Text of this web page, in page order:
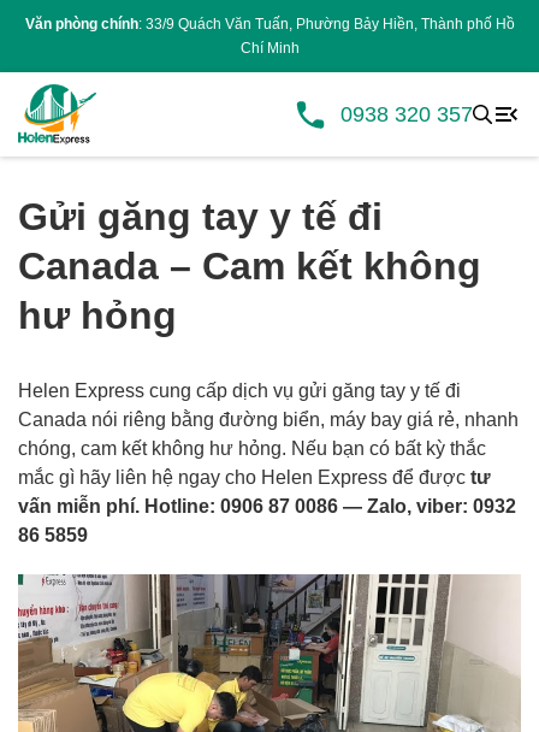
Văn phòng chính: 33/9 Quách Văn Tuấn, Phường Bảy Hiền, Thành phố Hồ
Chí Minh
0938 320 357
Gửi găng tay y tế đi
Canada – Cam kết không
hư hỏng
Helen Express cung cấp dịch vụ gửi găng tay y tế đi
Canada nói riêng bằng đường biển, máy bay giá rẻ, nhanh
chóng, cam kết không hư hỏng. Nếu bạn có bất kỳ thắc
mắc gì hãy liên hệ ngay cho Helen Express để được tư
vấn miễn phí. Hotline: 0906 87 0086 — Zalo, viber: 0932
86 5859